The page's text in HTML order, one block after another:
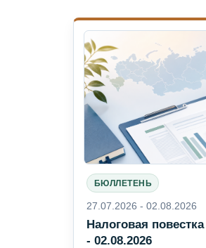
БЮЛЛЕТЕНЬ
27.07.2026 - 02.08.2026
Налоговая
- 02.08.2026